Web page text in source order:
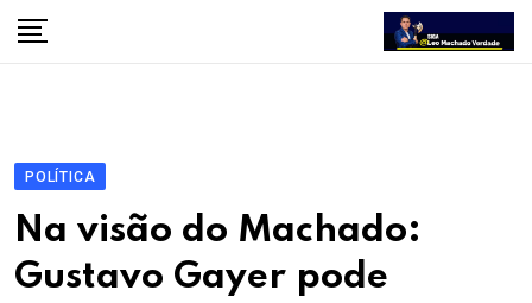
Skip
POLÍTICA
Na visão do Machado:
Gustavo Gayer pode